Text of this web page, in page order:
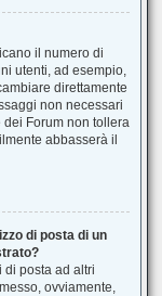
il numero di
utenti, ad esempio,
direttamente
non necessari
Forum non tollera
abbasserà il
di posta di un
di posta ad altri
ovviamente,